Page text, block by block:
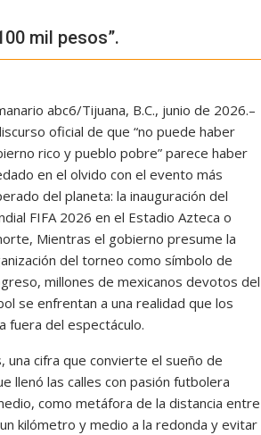
mil pesos”.
abc6/Tijuana, B.C., junio de 2026.–
oficial de que “no puede haber
rico y pueblo pobre” parece haber
en el olvido con el evento más
del planeta: la inauguración del
FIFA 2026 en el Estadio Azteca o
Mientras el gobierno presume la
del torneo como símbolo de
millones de mexicanos devotos del
se enfrentan a una realidad que los
fuera del espectáculo.
cifra que convierte el sueño de
llenó las calles con pasión futbolera
como metáfora de la distancia entre
kilómetro y medio a la redonda y evitar